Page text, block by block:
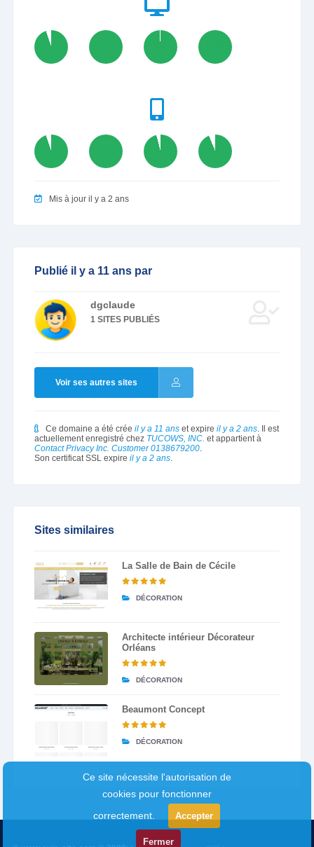
95
95 96 94
Mis à jour il y a 2 ans
Publié il y a 11 ans par
dgclaude
1 SITES PUBLIÉS
Voir ses autres sites
Ce domaine a été crée il y a 11 anset expire il y a 2 ans. Il est
actuellement enregistré chez TUCOWS, INC. et appartient à
Contact Privacy Inc. Customer 0138679200.
Son certificat SSL expire il y a 2 ans.
Sites similaires
La Salle de Bain de Cécile
DÉCORATION
Architecte intérieur Décorateur
Orléans
DÉCORATION
Beaumont Concept
DÉCORATION
Ce site nécessite l'autorisation de
cookies pour fonctionner
correctement.
Accepter
Fermer